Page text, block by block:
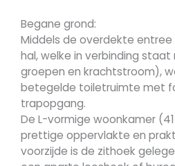
Begane grond:
Middels de overdekte
hal, welke in verbinding
groepen en krachtstroom),
betegelde toiletruimte met
trapopgang.
De L-vormige woonkamer
prettige oppervlakte en
voorzijde is de zithoek